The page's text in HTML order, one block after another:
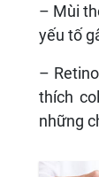
– Mùi
yếu tố
–
thích
những